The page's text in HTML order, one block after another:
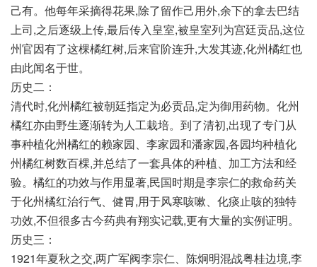
己有。他每年采摘得花果,除了留作己用外,余下的拿去巴结
上司,之后逐级上传,最后传入皇室,被皇室列为宫廷贡品,这位
州官因有了这棵橘红树,后来官阶连升,大发其迹,化州橘红也
由此闻名于世。
历史二：
清代时,化州橘红被朝廷指定为必贡品,定为御用药物。化州
橘红亦由野生逐渐转为人工栽培。到了清初,出现了专门从
事种植化州橘红的赖家园、李家园和潘家园,各园均种植化
州橘红树数百棵,并总结了一套具体的种植、加工方法和经
验。橘红的功效与作用显著,民国时期是李宗仁的救命药关
于化州橘红治行气、健胃,用于风寒咳嗽、化痰止咳的独特
功效,不但很多古今药典有翔实记载,更有大量的实例证明。
历史三：
1921年夏秋之交,两广军阀李宗仁、陈炯明混战粤桂边境,李